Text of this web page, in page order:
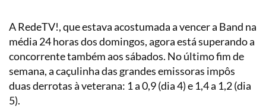
A RedeTV!, que estava acostumada a vencer a Band na
média 24 horas dos domingos, agora está superando a
concorrente também aos sábados. No último fim de
semana, a caçulinha das grandes emissoras impôs
duas derrotas à veterana: 1 a 0,9 (dia 4) e 1,4 a 1,2 (dia
5).